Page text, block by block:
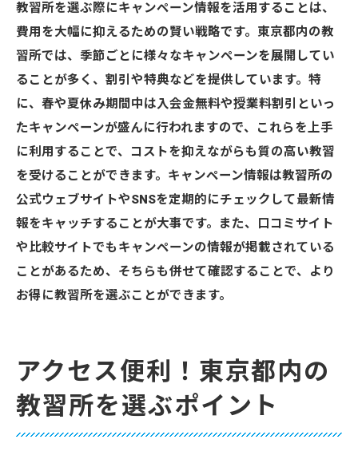
教習所を選ぶ際にキャンペーン情報を活用することは、
費用を大幅に抑えるための賢い戦略です。東京都内の教
習所では、季節ごとに様々なキャンペーンを展開してい
ることが多く、割引や特典などを提供しています。特
に、春や夏休み期間中は入会金無料や授業料割引といっ
たキャンペーンが盛んに行われますので、これらを上手
に利用することで、コストを抑えながらも質の高い教習
を受けることができます。キャンペーン情報は教習所の
公式ウェブサイトやSNSを定期的にチェックして最新情
報をキャッチすることが大事です。また、口コミサイト
や比較サイトでもキャンペーンの情報が掲載されている
ことがあるため、そちらも併せて確認することで、より
お得に教習所を選ぶことができます。
アクセス便利！東京都内の
教習所を選ぶポイント